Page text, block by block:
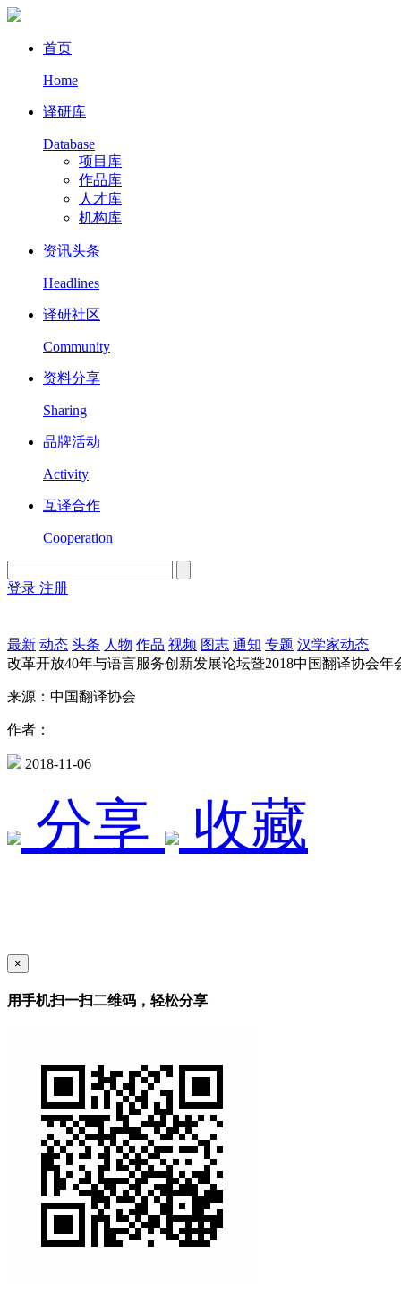
首页
Home
译研库
Database
项目库
作品库
人才库
机构库
资讯头条
Headlines
译研社区
Community
资料分享
Sharing
品牌活动
Activity
互译合作
Cooperation
登录 注册
最新 动态 头条 人物 作品 视频 图志 通知 专题 汉学家动态
改革开放40年与语言服务创新发展论坛暨2018中国翻译协会年
来源：中国翻译协会
作者：
2018-11-06
分享 收藏
×
用手机扫一扫二维码，轻松分享